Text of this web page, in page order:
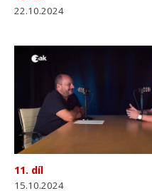
22.10.2024
11. díl
15.10.2024